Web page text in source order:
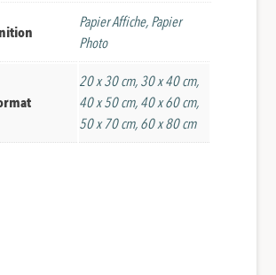
Papier Affiche, Papier
Photo
20 x 30 cm, 30 x 40 cm,
40 x 50 cm, 40 x 60 cm,
50 x 70 cm, 60 x 80 cm